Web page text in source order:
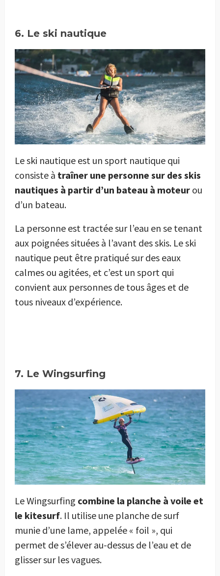
6. Le ski nautique
Le ski nautique est un sport nautique qui
consiste à traîner une personne sur des skis
nautiques à partir d’un bateau à moteur ou
d’un bateau.
La personne est tractée sur l’eau en se tenant
aux poignées situées à l’avant des skis. Le ski
nautique peut être pratiqué sur des eaux
calmes ou agitées, et c’est un sport qui
convient aux personnes de tous âges et de
tous niveaux d’expérience.
7. Le Wingsurfing
Le Wingsurfing combine la planche à voile et
le kitesurf. Il utilise une planche de surf
munie d’une lame, appelée « foil », qui
permet de s’élever au-dessus de l’eau et de
glisser sur les vagues.